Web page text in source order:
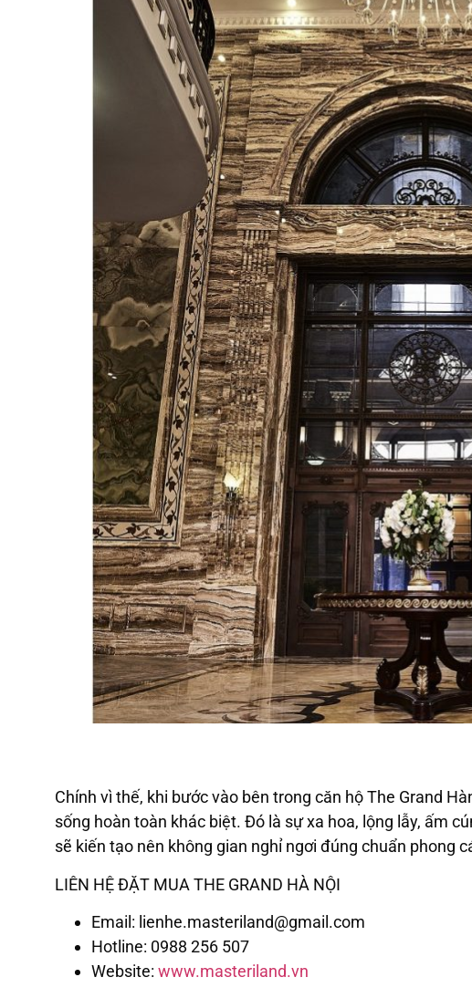
Chính vì thế, khi bước vào bên trong căn hộ The Grand
sống hoàn toàn khác biệt. Đó là sự xa hoa, lộng lẫy, ấm
sẽ kiến tạo nên không gian nghỉ ngơi đúng chuẩn phong
LIÊN HỆ ĐẶT MUA THE GRAND HÀ NỘI
Email: lienhe.masteriland@gmail.com
Hotline: 0988 256 507
Website: www.masteriland.vn